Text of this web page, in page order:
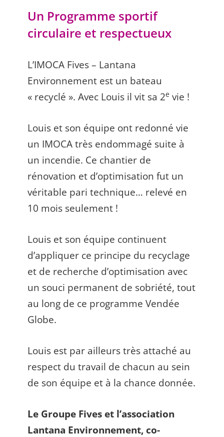
Un Programme sportif
circulaire et respectueux
L’IMOCA Fives – Lantana
Environnement est un bateau
« recyclé ». Avec Louis il vit sa 2e vie !
Louis et son équipe ont redonné vie
un IMOCA très endommagé suite à
un incendie. Ce chantier de
rénovation et d’optimisation fut un
véritable pari technique… relevé en
10 mois seulement !
Louis et son équipe continuent
d’appliquer ce principe du recyclage
et de recherche d’optimisation avec
un souci permanent de sobriété, tout
au long de ce programme Vendée
Globe.
Louis est par ailleurs très attaché au
respect du travail de chacun au sein
de son équipe et à la chance donnée.
Le Groupe Fives et l’association
Lantana Environnement, co-